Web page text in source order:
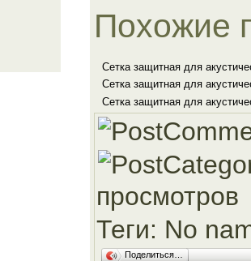
Похожие
Сетка защитная для
Сетка защитная для
Сетка защитная для
Теги: No
Поделиться…